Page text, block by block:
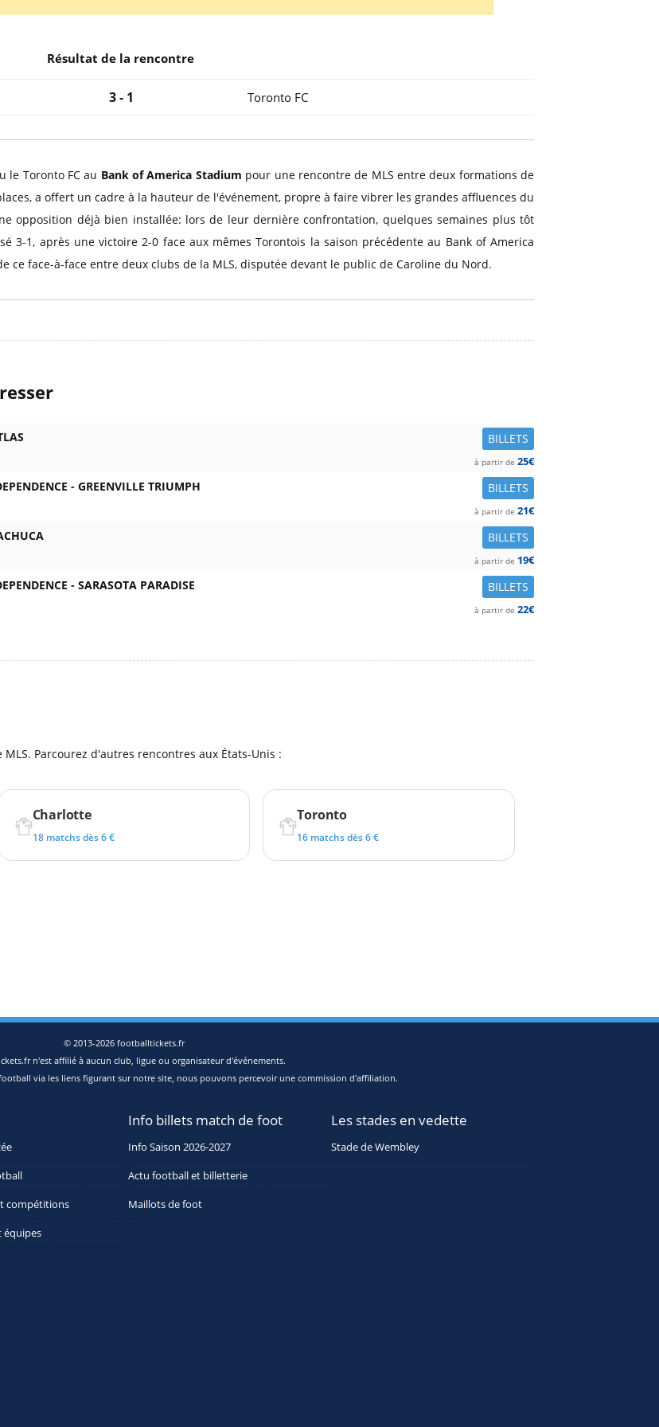
Copa AméricaRésultat de la rencontre
3 - 1 Toronto FC
le Toronto FC au Bank of America Stadium pour une rencontre de MLS entre deux formations de
a offert un cadre à la hauteur de l'événement, propre à faire vibrer les grandes affluences du
opposition déjà bien installée: lors de leur dernière confrontation, quelques semaines plus tôt
3-1, après une victoire 2-0 face aux mêmes Torontois la saison précédente au Bank of America
ce face-à-face entre deux clubs de la MLS, disputée devant le public de Caroline du Nord.
BILLETS
à partir de 25€
BILLETS
- GREENVILLE TRIUMPH
à partir de 21€
BILLETS
à partir de 19€
BILLETS
- SARASOTA PARADISE
à partir de 22€
Parcourez d'autres rencontres aux États-Unis :
Charlotte
18 matchs dès 6 €
Toronto
16 matchs dès 6 €
© 2013-2026 footballtickets.fr
n'est affilié à aucun club, ligue ou organisateur d'événements.
via les liens figurant sur notre site, nous pouvons percevoir une commission d'affiliation.
compétitions
équipes
Info billets match de foot
Info Saison 2026-2027
Actu football et billetterie
Maillots de foot
Les stades en vedette
Stade de Wembley